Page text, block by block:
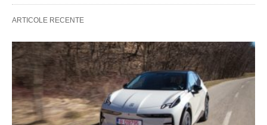
ARTICOLE RECENTE